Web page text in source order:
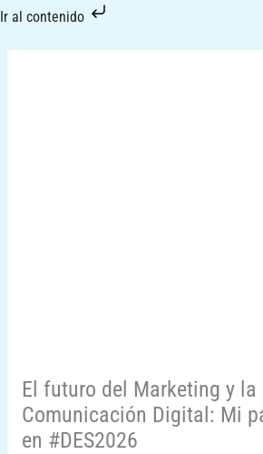
Ir al contenido
Ir
El futuro del Marketing y la
Comunicación Digital: Mi
en #DES2026